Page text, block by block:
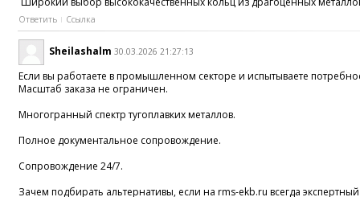
Ответить Ссылка
Sheilashalm 30.03.2026 21:27:13
Если вы работаете в промышленном секторе и испытываете
Масштаб заказа не ограничен.
Многогранный спектр тугоплавких металлов.
Полное документальное сопровождение.
Сопровождение 24/7.
Зачем подбирать альтернативы, если на rms-ekb.ru всегда